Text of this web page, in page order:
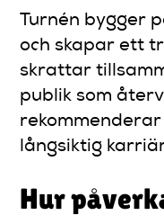
Turnén bygger
och skapar ett
skrattar
publik som
långsiktig
Hur